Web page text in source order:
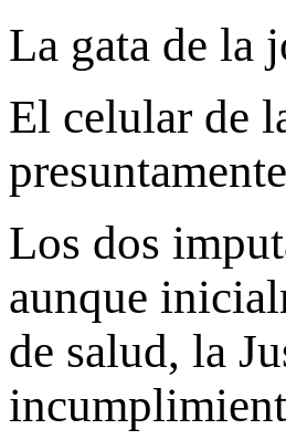
La gata de la
El celular de
Los dos
aunque
de salud, la